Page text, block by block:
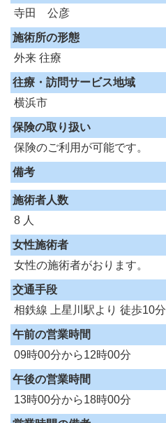
寺田 公彦
施術所の形態
外来 往療
往療・訪問サービス地域
横浜市
保険の取り扱い
保険のご利用が可能です。
備考
施術者人数
8 人
女性施術者
女性の施術者がおります。
交通手段
相鉄線 上星川駅より 徒歩10分
午前の営業時間
09時00分から12時00分
午後の営業時間
13時00分から18時00分